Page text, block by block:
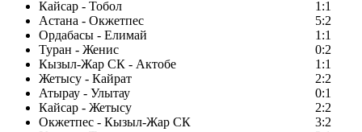
Кайсар - Тобол
1:1
Астана - Окжетпес
5:2
Ордабасы - Елимай
1:1
Туран - Женис
0:2
Кызыл-Жар СК - Актобе
1:1
Жетысу - Кайрат
2:2
Атырау - Улытау
0:1
Кайсар - Жетысу
2:2
Окжетпес - Кызыл-Жар СК
3:2